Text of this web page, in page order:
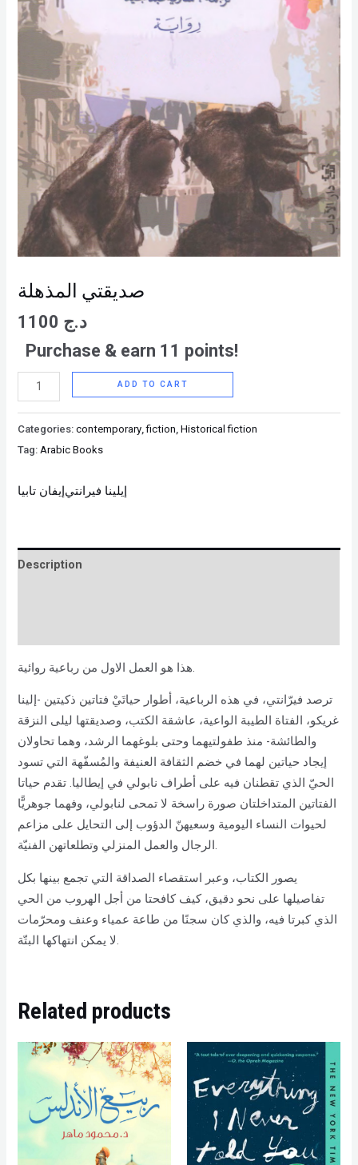
صديقتي المذهلة
د.ج
Purchase & earn 11 points!
ADD TO CART
Categories:contemporary ,fiction ,Historical fiction
Tag: Arabic Books
إيفان تابياإيلينا فيرانتي
Description
هذا هو العمل الاول من رباعية روائية.
ترصد فيرّانتي، في هذه الرباعية، أطوار حياتَيْ فتاتين ذكيتين -إلينا
غريكو، الفتاة الطيبة الواعية، عاشقة الكتب، وصديقتها ليلى النزقة
والطائشة- منذ طفولتيهما وحتى بلوغهما الرشد، وهما تحاولان
إيجاد حياتين لهما في خضم الثقافة العنيفة والمُسفّهة التي تسود
الحيّ الذي تقطنان فيه على أطراف نابولي في إيطاليا. تقدم حياتا
الفتاتين المتداخلتان صورة راسخة لا تمحى لنابولي، وفهما جوهريًّا
لحيوات النساء اليومية وسعيهنّ الدؤوب إلى التحايل على مزاعم
الرجال والعمل المنزلي وتطلعاتهن الفنيّة.
يصور الكتاب، وعبر استقصاء الصداقة التي تجمع بينها بكل
تفاصيلها على نحو دقيق، كيف كافحتا من أجل الهروب من الحي
الذي كبرتا فيه، والذي كان سجنًا من طاعة عمياء وعنف ومحرّمات
لا يمكن انتهاكها البتّة.
Related products